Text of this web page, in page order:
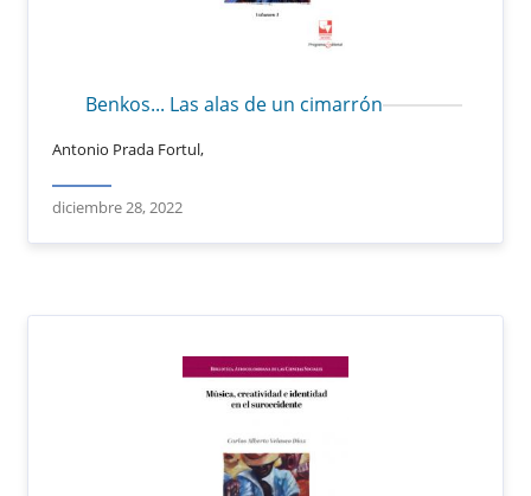
Benkos... Las alas de un cimarrón
Antonio Prada Fortul,
diciembre 28, 2022